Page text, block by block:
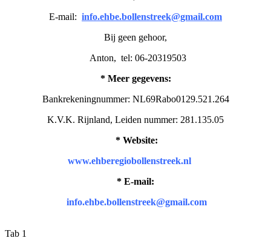
E-mail: info.ehbe.bollenstreek@gmail.com
Bij geen gehoor,
Anton, tel: 06-20319503
* Meer gegevens:
Bankrekeningnummer: NL69Rabo0129.521.264
K.V.K. Rijnland, Leiden nummer: 281.135.05
* Website:
www.ehberegiobollenstreek.nl
* E-mail:
info.ehbe.bollenstreek@gmail.com
Tab 1